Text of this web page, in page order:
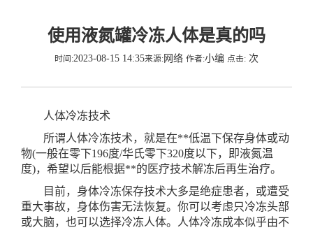
使用液氮罐冷冻人体是真的吗
时间:2023-08-15 14:35来源:网络 作者:小编 点击: 次
人体冷冻技术
所谓人体冷冻技术，就是在**低温下保存身体或动
物(一般在零下196度/华氏零下320度以下，即液氮温
度)，希望以后能根据**的医疗技术解冻后再生治疗。
目前，身体冷冻保存技术大多是绝症患者，或遭受
重大事故，身体伤害无法恢复。你可以考虑只冷冻头部
或大脑，也可以选择冷冻人体。人体冷冻成本似乎由不